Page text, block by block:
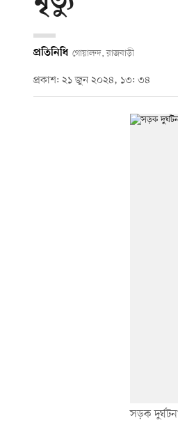
প্রতিনিধি গোয়ালন্দ, রাজবাড়ী
প্রকাশ: ২১ জুন ২০২৪, ১৩: ৩৪
সড়ক